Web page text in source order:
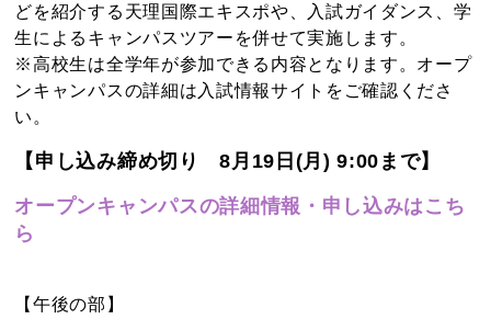
どを紹介する天理国際エキスポや、入試ガイダンス、学
生によるキャンパスツアーを併せて実施します。
※高校生は全学年が参加できる内容となります。オープ
ンキャンパスの詳細は入試情報サイトをご確認くださ
い。
【申し込み締め切り 8月19日(月) 9:00まで】
オープンキャンパスの詳細情報・申し込みはこち
ら
【午後の部】